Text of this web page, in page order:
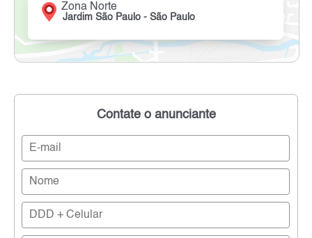
Zona Norte
Jardim São Paulo - São Paulo
Contate o anunciante